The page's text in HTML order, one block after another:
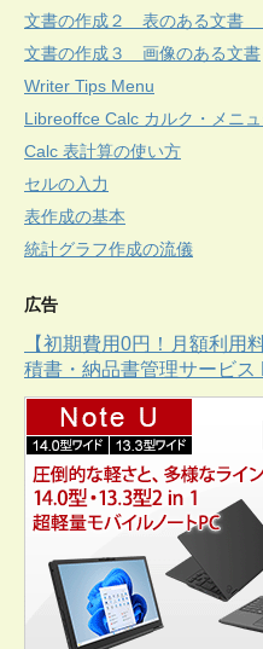
文書の作成２ 表のある文
文書の作成３ 画像のある文書
Writer Tips Menu
Libreoffce Calc カルク・メニ
Calc 表計算の使い方
セルの入力
表作成の基本
統計グラフ作成の流儀
広告
【初期費用0円！月額利用
積書・納品書管理サービス